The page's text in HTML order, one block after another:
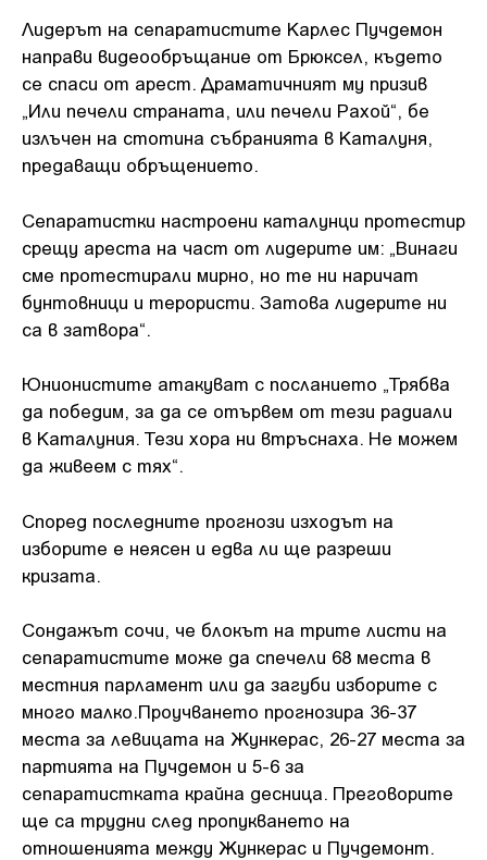
Лидерът на сепаратистите Карлес Пучдемон
направи видеообръщание от Брюксел, където
се спаси от арест. Драматичният му призив
„Или печели страната, или печели Рахой“, бе
излъчен на стотина събранията в Каталуня,
предаващи обръщението.
Сепаратистки настроени каталунци
срещу ареста на част от лидерите им: „Винаги
сме протестирали мирно, но те ни наричат
бунтовници и терористи. Затова лидерите ни
са в затвора“.
Юнионистите атакуват с посланието „Трябва
да победим, за да се отървем от тези радиали
в Каталуния. Тези хора ни втръснаха. Не можем
да живеем с тях“.
Според последните прогнози изходът на
изборите е неясен и едва ли ще разреши
кризата.
Сондажът сочи, че блокът на трите листи на
сепаратистите може да спечели 68 места в
местния парламент или да загуби изборите с
много малко.Проучването прогнозира 36-37
места за левицата на Жункерас, 26-27 места за
партията на Пучдемон и 5-6 за
сепаратистката крайна десница. Преговорите
ще са трудни след пропукването на
отношенията между Жункерас и Пучдемонт.